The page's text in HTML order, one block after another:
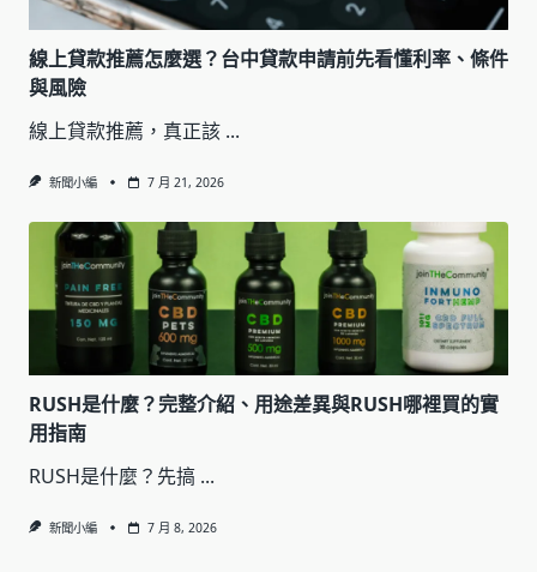
線上貸款推薦怎麼選？台中貸款申請前先看懂利率、條件
與風險
線上貸款推薦，真正該 ...
新聞小編 7 月 21, 2026
RUSH是什麼？完整介紹、用途差異與RUSH哪裡買的實
用指南
RUSH是什麼？先搞 ...
新聞小編 7 月 8, 2026